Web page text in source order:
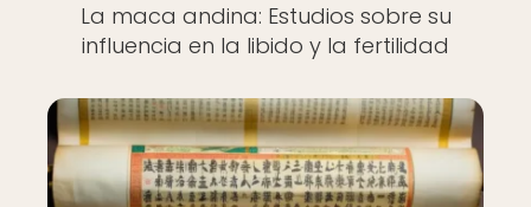
La maca andina: Estudios sobre su
influencia en la libido y la fertilidad